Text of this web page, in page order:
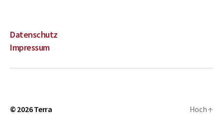
Datenschutz
Impressum
© 2026Terra Hoch↑